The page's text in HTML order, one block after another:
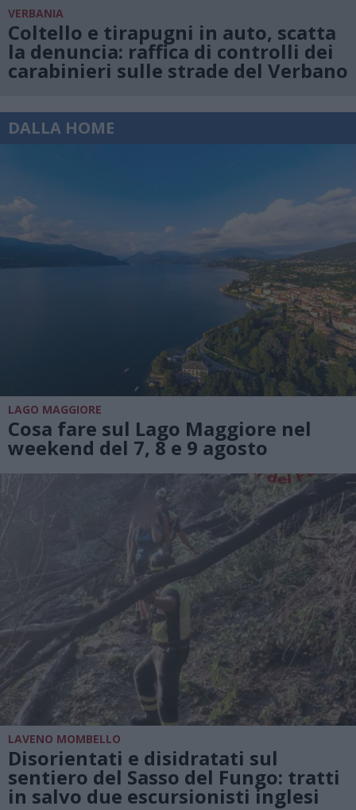
VERBANIA
Coltello e tirapugni in auto, scatta
la denuncia: raffica di controlli dei
carabinieri sulle strade del Verbano
DALLA HOME
LAGO MAGGIORE
Cosa fare sul Lago Maggiore nel
weekend del 7, 8 e 9 agosto
LAVENO MOMBELLO
Disorientati e disidratati sul
sentiero del Sasso del Fungo: tratti
in salvo due escursionisti inglesi